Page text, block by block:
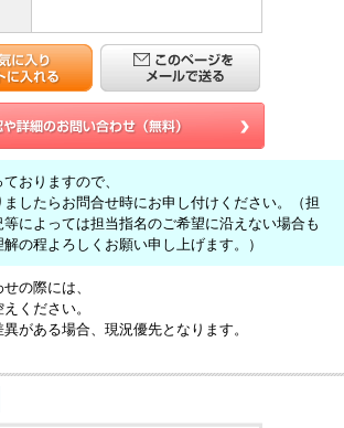
おりますので、
したらお問合せ時にお申し付けください。（担
によっては担当指名のご希望に沿えない場合も
の程よろしくお願い申し上げます。）
の際には、
ください。
がある場合、現況優先となります。